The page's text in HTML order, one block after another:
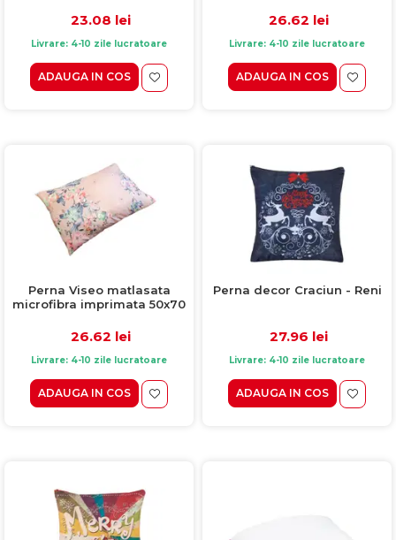
23.08 lei
Livrare: 4-10 zile lucratoare
ADAUGA IN COS
26.62 lei
Livrare: 4-10 zile lucratoare
ADAUGA IN COS
Perna Viseo matlasata
microfibra imprimata 50x70
26.62 lei
Livrare: 4-10 zile lucratoare
ADAUGA IN COS
Perna decor Craciun - Reni
27.96 lei
Livrare: 4-10 zile lucratoare
ADAUGA IN COS